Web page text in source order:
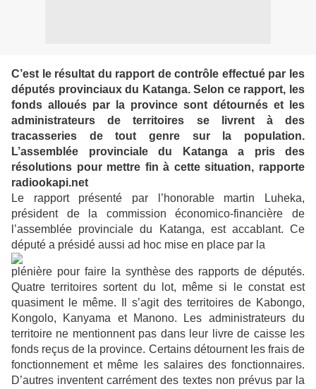
C’est le résultat du rapport de contrôle effectué par les
députés provinciaux du Katanga. Selon ce rapport, les
fonds alloués par la province sont détournés et les
administrateurs de territoires se livrent à des
tracasseries de tout genre sur la population.
L’assemblée provinciale du Katanga a pris des
résolutions pour mettre fin à cette situation, rapporte
radiookapi.net
Le rapport présenté par l’honorable martin Luheka,
président de la commission économico-financière de
l’assemblée provinciale du Katanga, est accablant. Ce
député a présidé aussi ad hoc mise en place par la
plénière pour faire la synthèse des rapports de députés.
Quatre territoires sortent du lot, même si le constat est
quasiment le même. Il s’agit des territoires de Kabongo,
Kongolo, Kanyama et Manono. Les administrateurs du
territoire ne mentionnent pas dans leur livre de caisse les
fonds reçus de la province. Certains détournent les frais de
fonctionnement et même les salaires des fonctionnaires.
D’autres inventent carrément des textes non prévus par la